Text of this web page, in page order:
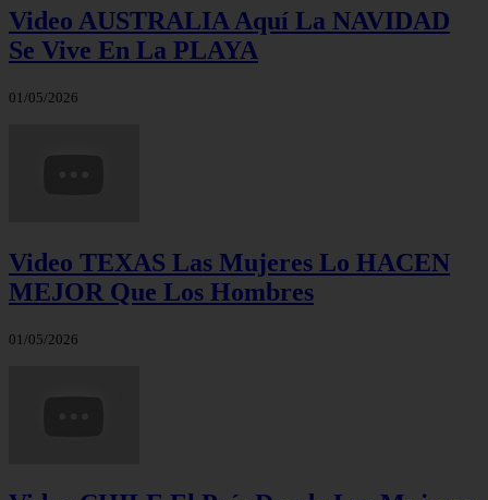
Video AUSTRALIA Aquí La NAVIDAD
Se Vive En La PLAYA
01/05/2026
Video TEXAS Las Mujeres Lo HACEN
MEJOR Que Los Hombres
01/05/2026